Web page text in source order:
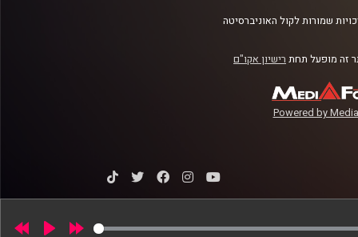
שמורות לקול האוניברסיטה
זה מופעל תחת רישיון אקו"ם
Powered by